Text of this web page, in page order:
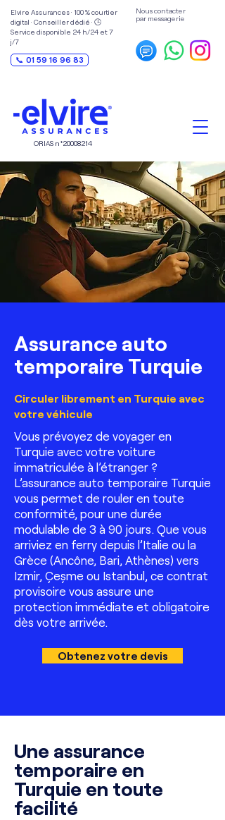
ORIAS n°20008214
Elvire Assurances · 100 % courtier
digital · Conseiller dédié · 🕒
Service disponible 24 h/24 et 7
j/7
📞 01 59 16 96 83
Nous contacter
par messagerie
Assurance auto
temporaire Turquie
Circuler librement en Turquie avec
votre véhicule
Vous prévoyez de voyager en
Turquie avec votre voiture
immatriculée à l’étranger ?
L’assurance auto temporaire Turquie
vous permet de rouler en toute
conformité, pour une durée
modulable de 3 à 90 jours. Que vous
arriviez en ferry depuis l’Italie ou la
Grèce (Ancône, Bari, Athènes) vers
Izmir, Çeşme ou Istanbul, ce contrat
provisoire vous assure une
protection immédiate et obligatoire
dès votre arrivée.
Obtenez votre devis
Une assurance
temporaire en
Turquie en toute
facilité